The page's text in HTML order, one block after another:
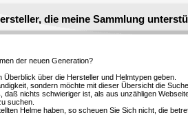
die meine Sammlung
der neuen Generation?
über die Hersteller und Helmtypen geben.
sondern möchte mit dieser Übersicht die
daß nichts schwieriger ist, als aus unzähligen
suchen.
Helme haben, so scheuen Sie Sich nicht, die